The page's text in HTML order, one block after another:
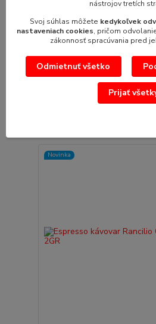
Boiler: 16 LPríkon: 5,4kW/
990x540x523 mm Technológia
7 933,00 € bez DPH
Novinka
nástrojov tretích
Svoj súhlas môžete kedykoľvek
nastaveniach cookies, pričom
zákonnosť spracúvania pred
Odmietnuť všetko
Prijať